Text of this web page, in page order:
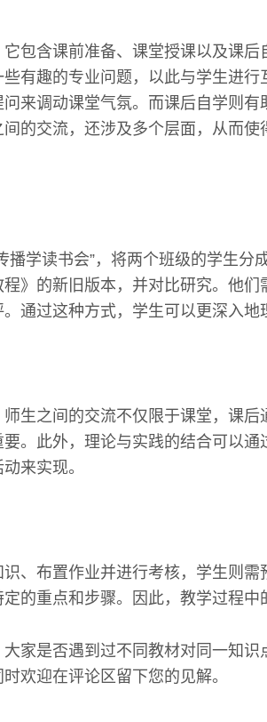
包含课前准备、课堂授课以及课
有趣的专业问题，以此与学生进
来调动课堂气氛。而课后自学则有
的交流，还涉及多个层面，从而
播学读书会”，将两个班级的学生分
》的新旧版本，并对比研究。他
通过这种方式，学生可以更深入地
生之间的交流不仅限于课堂，课
。此外，理论与实践的结合可以通
来实现。
、布置作业并进行考核，学生则需
的重点和步骤。因此，教学过程中
家是否遇到过不同教材对同一知
欢迎在评论区留下您的见解。